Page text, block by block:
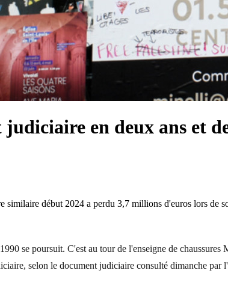
en deux ans et
similaire début 2024 a perdu 3,7 millions d'euros lors de
se poursuit. C'est au tour de l'enseigne de
selon le document judiciaire consulté dimanche